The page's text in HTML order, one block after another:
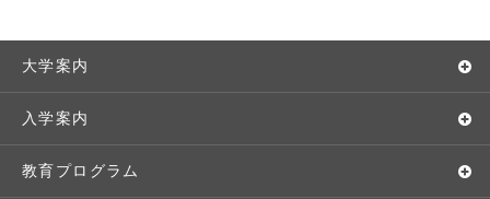
大学案内
敬和学園大学とは
学長メッセージ
入学案内
入学者選抜
教育プログラム